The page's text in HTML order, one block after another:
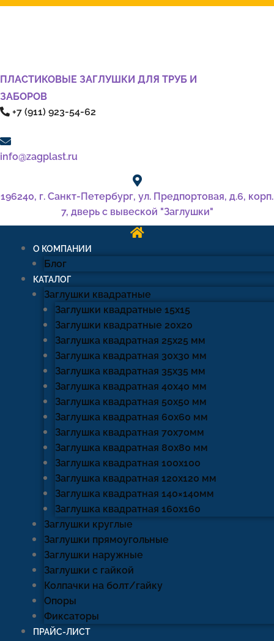
ПЛАСТИКОВЫЕ ЗАГЛУШКИ ДЛЯ ТРУБ И
ЗАБОРОВ
+7 (911) 923-54-62
info@zagplast.ru
196240, г. Санкт-Петербург, ул. Предпортовая, д.6, корп.
7, дверь с вывеской "Заглушки"
О КОМПАНИИ
Блог
КАТАЛОГ
Заглушки квадратные
Заглушки квадратные 15х15
Заглушки квадратные 20х20
Заглушка квадратная 25х25 мм
Заглушка квадратная 30х30 мм
Заглушка квадратная 35х35 мм
Заглушка квадратная 40х40 мм
Заглушка квадратная 50х50 мм
Заглушка квадратная 60х60 мм
Заглушка квадратная 70х70мм
Заглушка квадратная 80х80 мм
Заглушка квадратная 100х100
Заглушка квадратная 120х120 мм
Заглушка квадратная 140×140мм
Заглушка квадратная 160х160
Заглушки круглые
Заглушки прямоугольные
Заглушки наружные
Заглушки с гайкой
Колпачки на болт/гайку
Опоры
Фиксаторы
ПРАЙС-ЛИСТ